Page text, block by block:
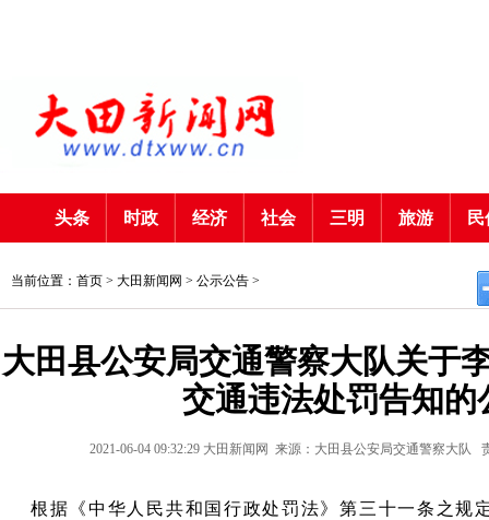
头条 时政 经济 社会 三明 旅游
当前位置：首页 > 大田新闻网 > 公示公告 >
大田县公安局交通警察大队关于
交通违法处罚告知的
2021-06-04 09:32:29 大田新闻网 来源：大田县公安局交通警察大队
根据《中华人民共和国行政处罚法》第三十一条之规